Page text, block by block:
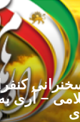
– آری